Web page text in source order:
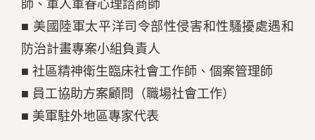
師、軍人軍眷心理諮商師
■ 美國陸軍太平洋司令部性侵害和性騷擾處遇和
防治計畫專案小組負責人
■ 社區精神衛生臨床社會工作師、個案管理師
■ 員工協助方案顧問（職場社會工作）
■ 美軍駐外地區專家代表